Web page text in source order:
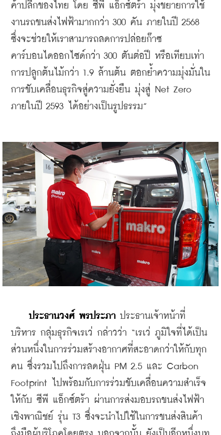
ค้าปลีกของไทย โดย ซีพี แอ็กซ์ตร้า มุ่งขยายการใช้
งานรถขนส่งไฟฟ้ามากกว่า 300 คัน ภายในปี 2568
ซึ่งจะช่วยให้เราสามารถลดการปล่อยก๊าซ
คาร์บอนไดออกไซด์กว่า 300 ตันต่อปี หรือเทียบเท่า
การปลูกต้นไม้กว่า 1.9 ล้านต้น ตอกย้ำความมุ่งมั่นใน
การขับเคลื่อนธุรกิจสู่ความยั่งยืน มุ่งสู่ Net Zero
ภายในปี 2593 ได้อย่างเป็นรูปธรรม”
ประธานวงศ์ พรประภา ประธานเจ้าหน้าที่
บริหาร กลุ่มธุรกิจเรเว่ กล่าวว่า “เรเว่ ภูมิใจที่ได้เป็น
ส่วนหนึ่งในการร่วมสร้างอากาศที่สะอาดกว่าให้กับทุก
คน ซึ่งรวมไปถึงการลดฝุ่น PM 2.5 และ Carbon
Footprint ไปพร้อมกับการร่วมขับเคลื่อนความสำเร็จ
ให้กับ ซีพี แอ็กซ์ตร้า ผ่านการส่งมอบรถขนส่งไฟฟ้า
เชิงพาณิชย์ รุ่น T3 ซึ่งจะนำไปใช้ในการขนส่งสินค้า